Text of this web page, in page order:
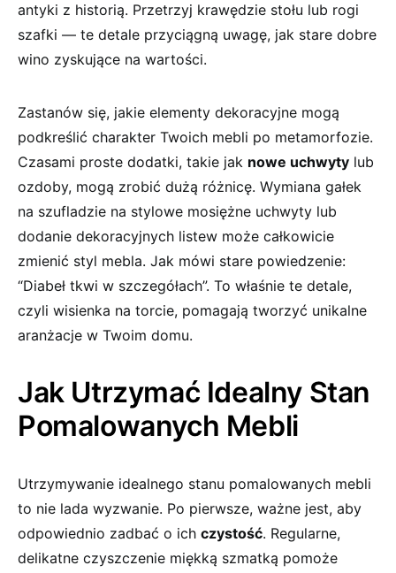
antyki z historią. Przetrzyj​ krawędzie stołu lub rogi
szafki —⁢ te detale przyciągną uwagę, jak stare dobre
wino zyskujące na wartości.
Zastanów się, jakie elementy dekoracyjne mogą
podkreślić charakter Twoich mebli po metamorfozie.
Czasami ⁣proste dodatki, takie jak nowe uchwyty lub
ozdoby, mogą zrobić dużą ‌różnicę. Wymiana gałek
na szufladzie na stylowe mosiężne⁣ uchwyty lub
⁤dodanie dekoracyjnych listew może‍ całkowicie
zmienić styl mebla. Jak mówi stare powiedzenie:
“Diabeł tkwi w szczegółach”. To właśnie te detale,
czyli wisienka na torcie, pomagają tworzyć unikalne
aranżacje w Twoim domu.
Jak Utrzymać Idealny ​Stan
Pomalowanych Mebli
Utrzymywanie idealnego stanu pomalowanych mebli
to nie lada wyzwanie. Po pierwsze, ważne ​jest, ‌aby
odpowiednio zadbać o ich czystość.⁢ Regularne,
delikatne czyszczenie miękką szmatką pomoże